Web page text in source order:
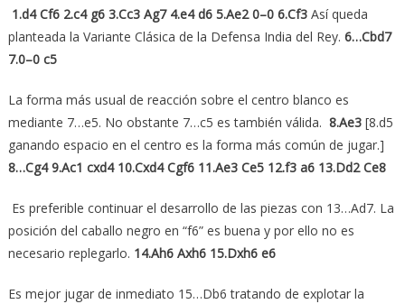
1.d4 Cf6 2.c4 g6 3.Cc3 Ag7 4.e4 d6 5.Ae2 0–0 6.Cf3 Así queda
planteada la Variante Clásica de la Defensa India del Rey. 6…Cbd7
7.0–0 c5
La forma más usual de reacción sobre el centro blanco es
mediante 7…e5. No obstante 7…c5 es también válida. 8.Ae3 [8.d5
ganando espacio en el centro es la forma más común de jugar.]
8…Cg4 9.Ac1 cxd4 10.Cxd4 Cgf6 11.Ae3 Ce5 12.f3 a6 13.Dd2 Ce8
Es preferible continuar el desarrollo de las piezas con 13…Ad7. La
posición del caballo negro en “f6” es buena y por ello no es
necesario replegarlo. 14.Ah6 Axh6 15.Dxh6 e6
Es mejor jugar de inmediato 15…Db6 tratando de explotar la